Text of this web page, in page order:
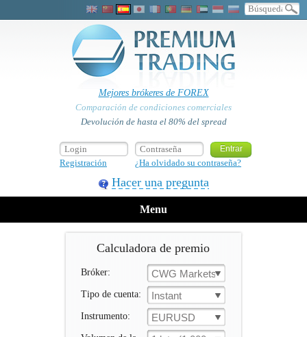
Mejores brókeres de FOREX
Comparación de condiciones comerciales
Devolución de hasta el 80% del spread
Registración ¿Ha olvidado su contraseña?
Hacer una pregunta
Menu
Calculadora de premio
Bróker: CWG Markets
Tipo de cuenta: Instant
Instrumento: EURUSD